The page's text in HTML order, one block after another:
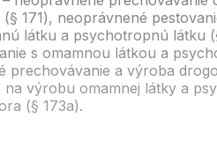
171), neoprávnené
látku a psychotropnú látku
s omamnou látkou a
prechovávanie a výroba
výrobu omamnej látky a
(§ 173a).